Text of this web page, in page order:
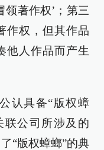
领著作权’；第三
作权，但其作品
他人作品而产生
认具备“版权蟑
联公司所涉及的
“版权蟑螂”的典